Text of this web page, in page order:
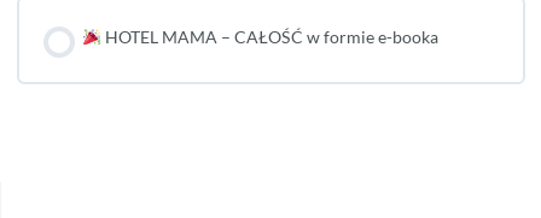
HOTEL MAMA – CAŁOŚĆ w formie e-booka